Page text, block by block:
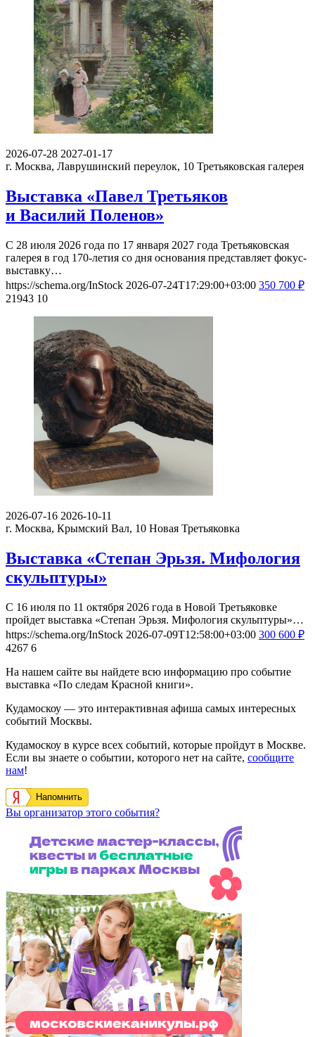
2026-07-28 2027-01-17
г. Москва, Лаврушинский переулок, 10 Третьяковская галерея
Выставка «Павел Третьяков
и Василий Поленов»
С 28 июля 2026 года по 17 января 2027 года Третьяковская
галерея в год 170-летия со дня основания представляет фокус-
выставку…
https://schema.org/InStock 2026-07-24T17:29:00+03:00 350 700 ₽
21943 10
2026-07-16 2026-10-11
г. Москва, Крымский Вал, 10 Новая Третьяковка
Выставка «Степан Эрьзя. Мифология
скульптуры»
С 16 июля по 11 октября 2026 года в Новой Третьяковке
пройдет выставка «Степан Эрьзя. Мифология скульптуры»…
https://schema.org/InStock 2026-07-09T12:58:00+03:00 300 600 ₽
4267 6
На нашем сайте вы найдете всю информацию про событие
выставка «По следам Красной книги».
Кудамоскоу — это интерактивная афиша самых интересных
событий Москвы.
Кудамоскоу в курсе всех событий, которые пройдут в Москве.
Если вы знаете о событии, которого нет на сайте, сообщите
нам!
Напомнить
Вы организатор этого события?